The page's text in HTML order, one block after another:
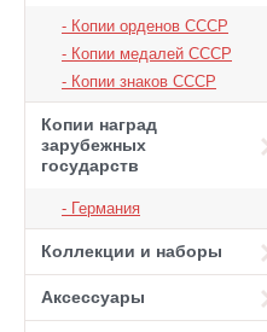
Копии орденов СССР
Копии медалей СССР
Копии знаков СССР
Копии наград
зарубежных
государств
Германия
Коллекции и наборы
Аксессуары